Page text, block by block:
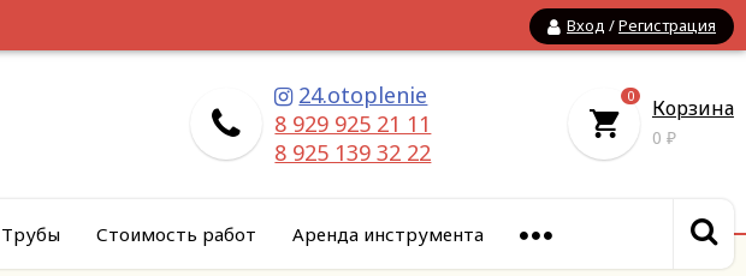
Вход /Регистрация
24.otoplenie
8 929 925 21 11
8 925 139 32 22
0 Корзина
0 ₽
Трубы Стоимость работ Аренда инструмента